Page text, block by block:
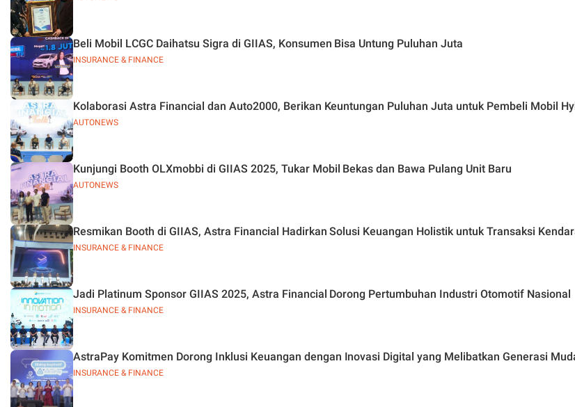
INSURANCE & FINANCE
Beli Mobil LCGC Daihatsu Sigra di GIIAS, Konsumen Bisa Untung Puluhan Juta
AUTONEWS
Kolaborasi Astra Financial dan Auto2000, Berikan Keuntungan Puluhan Juta untuk Pembeli Mobil
AUTONEWS
Kunjungi Booth OLXmobbi di GIIAS 2025, Tukar Mobil Bekas dan Bawa Pulang Unit Baru
INSURANCE & FINANCE
Resmikan Booth di GIIAS, Astra Financial Hadirkan Solusi Keuangan Holistik untuk Transaksi
INSURANCE & FINANCE
Jadi Platinum Sponsor GIIAS 2025, Astra Financial Dorong Pertumbuhan Industri Otomotif Nasional
INSURANCE & FINANCE
AstraPay Komitmen Dorong Inklusi Keuangan dengan Inovasi Digital yang Melibatkan Generasi